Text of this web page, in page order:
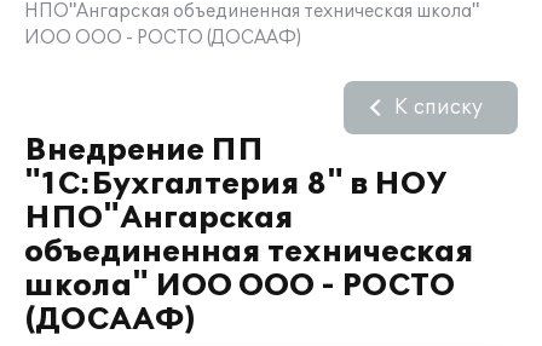
НПО"Ангарская объединенная техническая школа"
ИОО ООО - РОСТО (ДОСААФ)
Внедрение ПП
"1С:Бухгалтерия 8" в НОУ
НПО"Ангарская
объединенная техническая
школа" ИОО ООО - РОСТО
(ДОСААФ)
К списку